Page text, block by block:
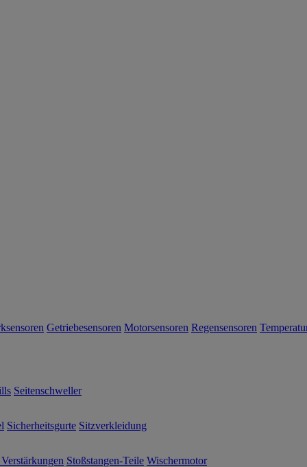
Getriebesensoren Motorsensoren Regensensoren
Seitenschweller
Sicherheitsgurte Sitzverkleidung
Stoßstangen-Teile Wischermotor